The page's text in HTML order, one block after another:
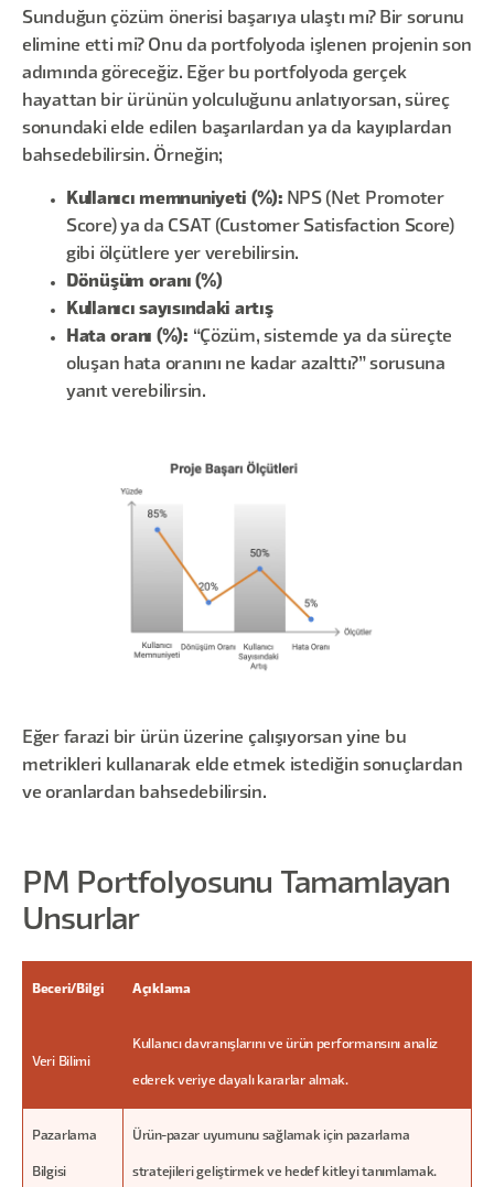
Sunduğun çözüm önerisi başarıya ulaştı mı? Bir sorunu
elimine etti mi? Onu da portfolyoda işlenen projenin son
adımında göreceğiz. Eğer bu portfolyoda gerçek
hayattan bir ürünün yolculuğunu anlatıyorsan, süreç
sonundaki elde edilen başarılardan ya da kayıplardan
bahsedebilirsin. Örneğin;
Kullanıcı memnuniyeti (%): NPS (Net Promoter
Score) ya da CSAT (Customer Satisfaction Score)
gibi ölçütlere yer verebilirsin.
Dönüşüm oranı (%)
Kullanıcı sayısındaki artış
Hata oranı (%): “Çözüm, sistemde ya da süreçte
oluşan hata oranını ne kadar azalttı?” sorusuna
yanıt verebilirsin.
Eğer farazi bir ürün üzerine çalışıyorsan yine bu
metrikleri kullanarak elde etmek istediğin sonuçlardan
ve oranlardan bahsedebilirsin.
PM Portfolyosunu Tamamlayan
Unsurlar
Beceri/Bilgi Açıklama
Veri Bilimi
Kullanıcı davranışlarını ve ürün performansını analiz
ederek veriye dayalı kararlar almak.
Pazarlama
Bilgisi
Ürün-pazar uyumunu sağlamak için pazarlama
stratejileri geliştirmek ve hedef kitleyi tanımlamak.